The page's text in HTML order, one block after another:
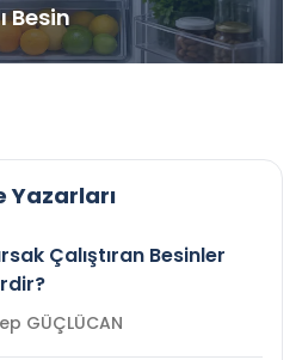
Besin
Yazarları
Çalıştıran Besinler
Zeynep GÜÇLÜCAN